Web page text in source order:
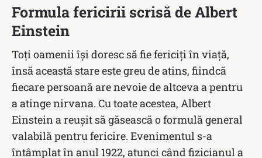
Formula fericirii scrisă de Albert
Einstein
Toți oamenii își doresc să fie fericiți în viață,
însă această stare este greu de atins, fiindcă
fiecare persoană are nevoie de altceva a pentru
a atinge nirvana. Cu toate acestea, Albert
Einstein a reușit să găsească o formulă general
valabilă pentru fericire. Evenimentul s-a
întâmplat în anul 1922, atunci când fizicianul a